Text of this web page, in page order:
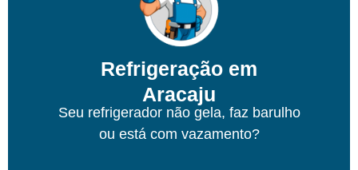
Refrigeração em
Aracaju
Seu refrigerador não gela, faz barulho
ou está com vazamento?